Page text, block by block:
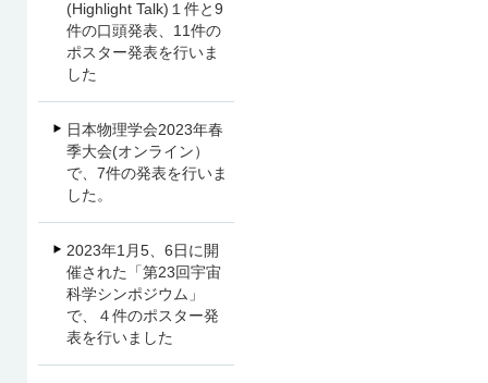
(Highlight Talk)１件と9
件の口頭発表、11件の
ポスター発表を行いま
した
日本物理学会2023年春
季大会(オンライン）
で、7件の発表を行いま
した。
2023年1月5、6日に開
催された「第23回宇宙
科学シンポジウム」
で、４件のポスター発
表を行いました